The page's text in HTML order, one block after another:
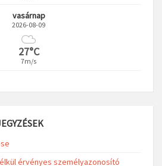
vasárnap
2026-08-09
27°C
7m/s
érvényes személyazonosító